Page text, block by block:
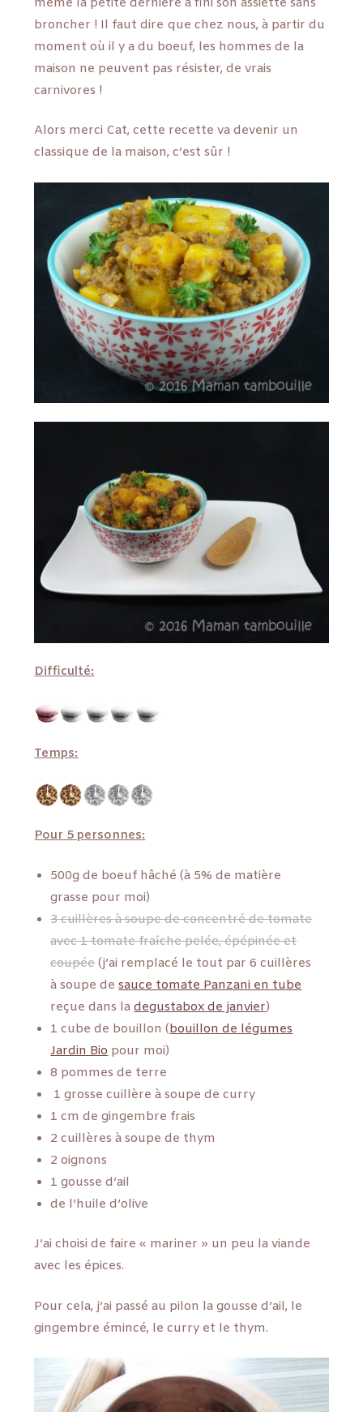
broncher ! Il faut dire que chez nous, à partir du
moment où il y a du boeuf, les hommes de la
maison ne peuvent pas résister, de vrais
carnivores !
Alors merci Cat, cette recette va devenir un
classique de la maison, c’est sûr !
Difficulté:
Temps:
Pour 5 personnes:
500g de boeuf hâché (à 5% de matière
grasse pour moi)
3 cuillères à soupe de concentré de tomate
avec 1 tomate fraîche pelée, épépinée et
coupée(j’ai remplacé le tout par 6 cuillères
à soupe desauce tomate Panzani en tube
reçue dans ladegustabox de janvier)
1 cube de bouillon (bouillon de légumes
Jardin Bio pour moi)
8 pommes de terre
1 grosse cuillère à soupe de curry
1 cm de gingembre frais
2 cuillères à soupe de thym
2 oignons
1 gousse d’ail
de l’huile d’olive
J’ai choisi de faire « mariner » un peu la viande
avec les épices.
Pour cela, j’ai passé au pilon la gousse d’ail, le
gingembre émincé, le curry et le thym.